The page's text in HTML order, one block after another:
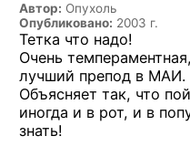
Автор: Опухоль
Опубликовано: 2003 г.
Тетка что надо!
Очень
лучший препод в МАИ.
Объясняет так, что
иногда и в рот, и в
знать!